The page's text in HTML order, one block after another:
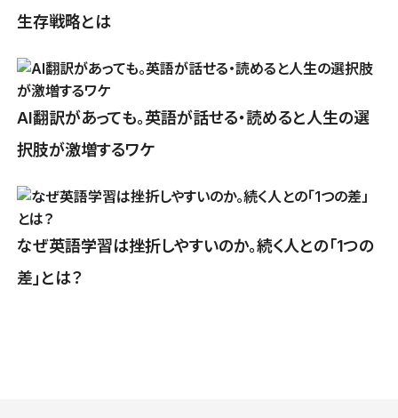
生存戦略とは
AI翻訳があっても。英語が話せる・読めると人生の選
択肢が激増するワケ
なぜ英語学習は挫折しやすいのか。続く人との「1つの
差」とは？